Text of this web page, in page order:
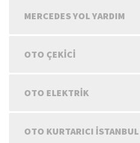
MERCEDES YOL YARDIM
OTO ÇEKICI
OTO ELEKTRIK
OTO KURTARICI İSTANBUL